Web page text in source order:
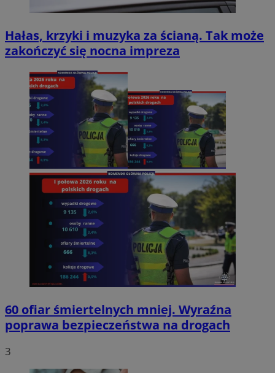
Hałas, krzyki i muzyka za ścianą. Tak może
zakończyć się nocna impreza
60 ofiar śmiertelnych mniej. Wyraźna
poprawa bezpieczeństwa na drogach
3